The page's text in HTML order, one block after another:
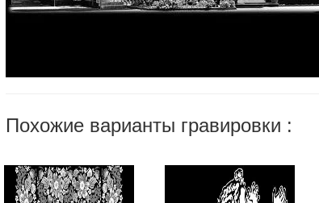
Похожие варианты гравировки :